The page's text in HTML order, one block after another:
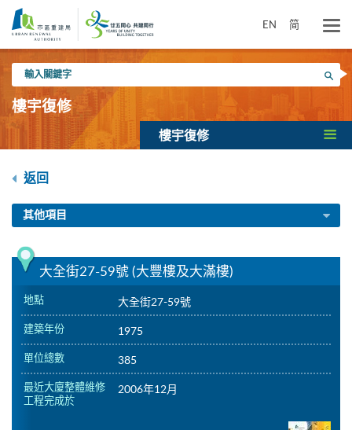
內
EN 简
入
關
鍵
搜尋
樓宇復修
樓宇復修
返回
其他項目
大全街27-59號 (大豐樓及大滿樓)
地點 大全街27-59號
建築年份 1975
單位總數 385
最近大廈整體維修
工程完成於
2006年12月